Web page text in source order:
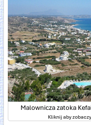
Malownicza zatoka
Kliknij aby